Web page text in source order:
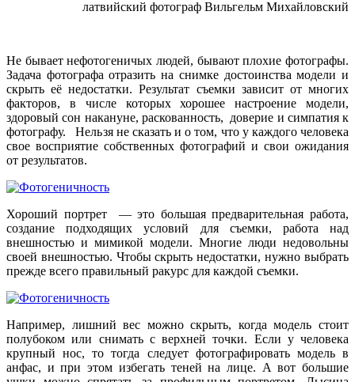
латвийский фотограф Вильгельм Михайловский
Не бывает нефотогеничых людей, бывают плохие фотографы.
Задача фотографа отразить на снимке достоинства модели и
скрыть её недостатки. Результат съемки зависит от многих
факторов, в числе которых хорошее настроение модели,
здоровый сон накануне, раскованность, доверие и симпатия к
фотографу. Нельзя не сказать и о том, что у каждого человека
свое восприятие собственных фотографий и свои ожидания
от результатов.
Хороший портрет — это большая предварительная работа,
создание подходящих условий для съемки, работа над
внешностью и мимикой модели. Многие люди недовольны
своей внешностью. Чтобы скрыть недостатки, нужно выбрать
прежде всего правильный ракурс для каждой съемки.
Например, лишний вес можно скрыть, когда модель стоит
полубоком или снимать с верхней точки. Если у человека
крупный нос, то тогда следует фотографировать модель в
анфас, и при этом избегать теней на лице. А вот большие